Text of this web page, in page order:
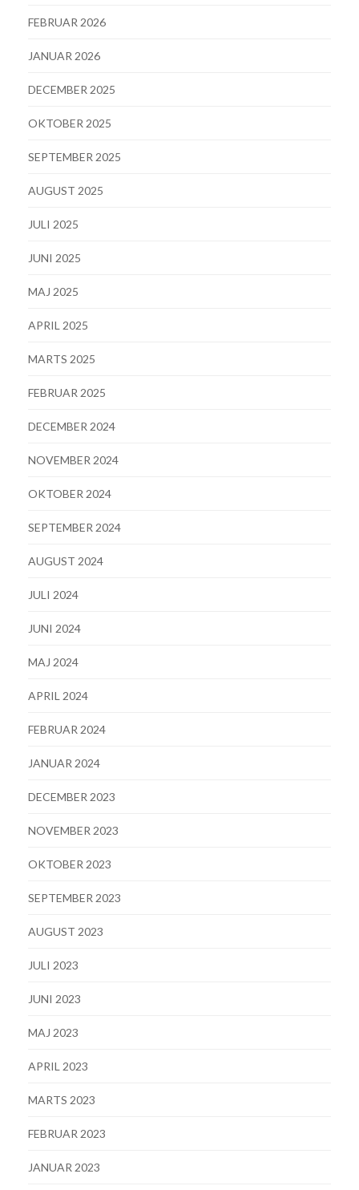
FEBRUAR 2026
JANUAR 2026
DECEMBER 2025
OKTOBER 2025
SEPTEMBER 2025
AUGUST 2025
JULI 2025
JUNI 2025
MAJ 2025
APRIL 2025
MARTS 2025
FEBRUAR 2025
DECEMBER 2024
NOVEMBER 2024
OKTOBER 2024
SEPTEMBER 2024
AUGUST 2024
JULI 2024
JUNI 2024
MAJ 2024
APRIL 2024
FEBRUAR 2024
JANUAR 2024
DECEMBER 2023
NOVEMBER 2023
OKTOBER 2023
SEPTEMBER 2023
AUGUST 2023
JULI 2023
JUNI 2023
MAJ 2023
APRIL 2023
MARTS 2023
FEBRUAR 2023
JANUAR 2023